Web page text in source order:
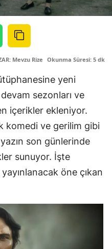
Mevzu Rize Okunma Süresi: 5 dk
yeni
sezonları ve
içerikler ekleniyor.
komedi ve gerilim gibi
son günlerinde
sunuyor. İşte
öne çıkan